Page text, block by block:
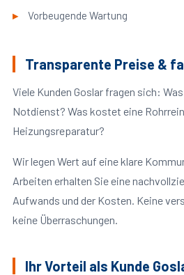
Vorbeugende Wartung
Transparente Preise &
Viele Kunden Goslar fragen sich:
Notdienst? Was kostet eine
Heizungsreparatur?
Wir legen Wert auf eine klare
Arbeiten erhalten Sie eine
Aufwands und der Kosten. Keine
keine Überraschungen.
Ihr Vorteil als Kunde